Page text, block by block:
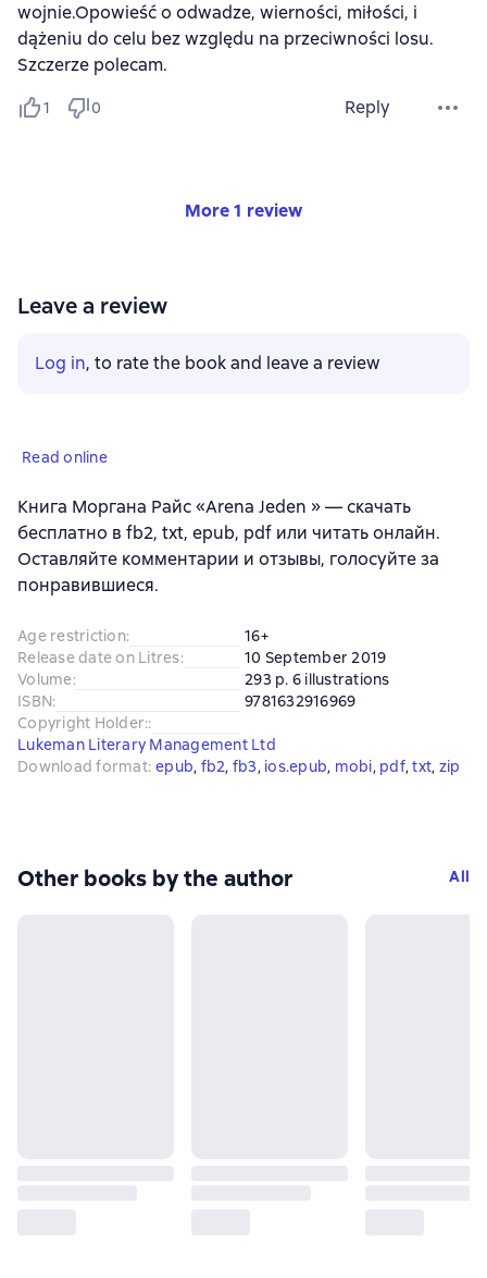
wojnie.Opowieść o odwadze, wierności, miłości, i
dążeniu do celu bez względu na przeciwności losu.
Szczerze polecam.
1 0 Reply
More 1 review
Leave a review
Log in, to rate the book and leave a review
Read online
Книга Моргана Райс «Arena Jeden » — скачать
бесплатно в fb2, txt, epub, pdf или читать онлайн.
Оставляйте комментарии и отзывы, голосуйте за
понравившиеся.
Age restriction:
16+
Release date on Litres:
10 September 2019
Volume:
293 p. 6 illustrations
ISBN:
9781632916969
Copyright Holder::
Lukeman Literary Management Ltd
Download format: epub, fb2, fb3, ios.epub, mobi, pdf, txt, zip
Other books by the author All